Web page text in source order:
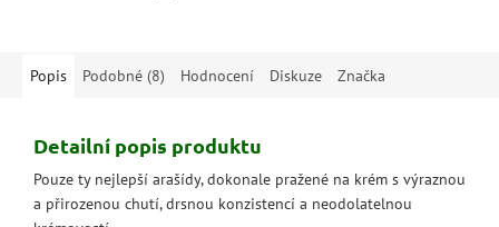
Popis Podobné (8) Hodnocení Diskuze Značka
Detailní popis produktu
Pouze ty nejlepší arašídy, dokonale pražené na krém s výraznou
a přirozenou chutí, drsnou konzistencí a neodolatelnou